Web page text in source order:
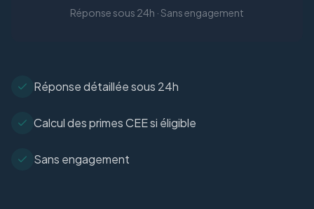
Réponse sous 24h · Sans engagement
Réponse détaillée sous 24h
Calcul des primes CEE si éligible
Sans engagement